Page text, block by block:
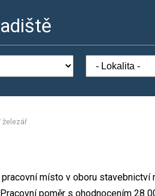
železář
místo v oboru stavebnictví
poměr s ohodnocením 28